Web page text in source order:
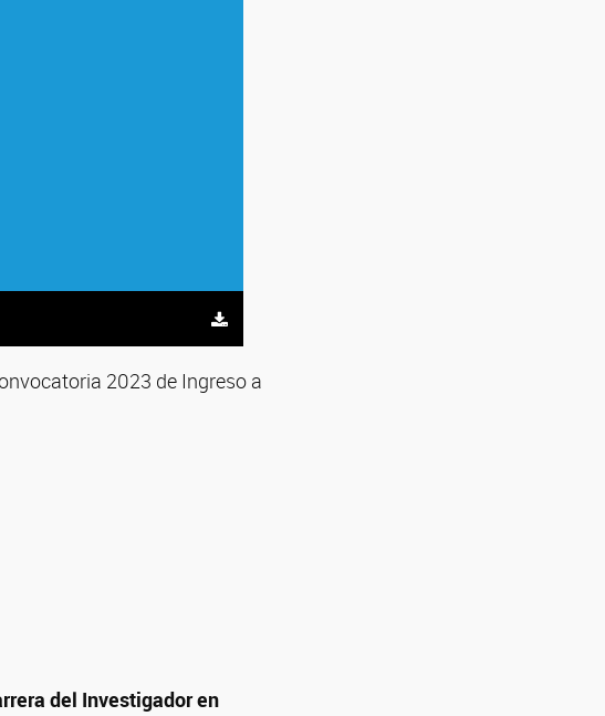
2023 de Ingreso a
del Investigador en